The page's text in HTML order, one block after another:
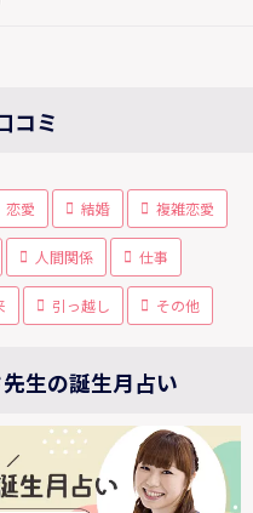
コミ
恋愛 結婚 複雑恋愛
人間関係 仕事
引っ越し その他
生の誕生月占い